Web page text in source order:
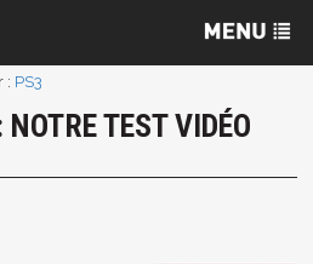
: PS3
TEST VIDÉO